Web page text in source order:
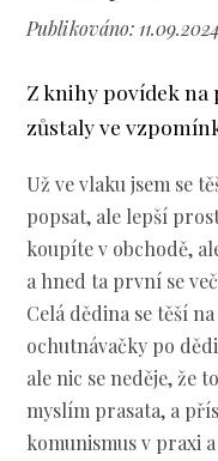
Publikováno: 11.09.2024
Z knihy povídek na
zůstaly ve
Už ve vlaku jsem se
popsat, ale lepší
koupíte v obchodě,
a hned ta první se
Celá dědina se těší
ochutnávačky po
ale nic se neděje, že
myslím prasata, a
komunismus v praxi